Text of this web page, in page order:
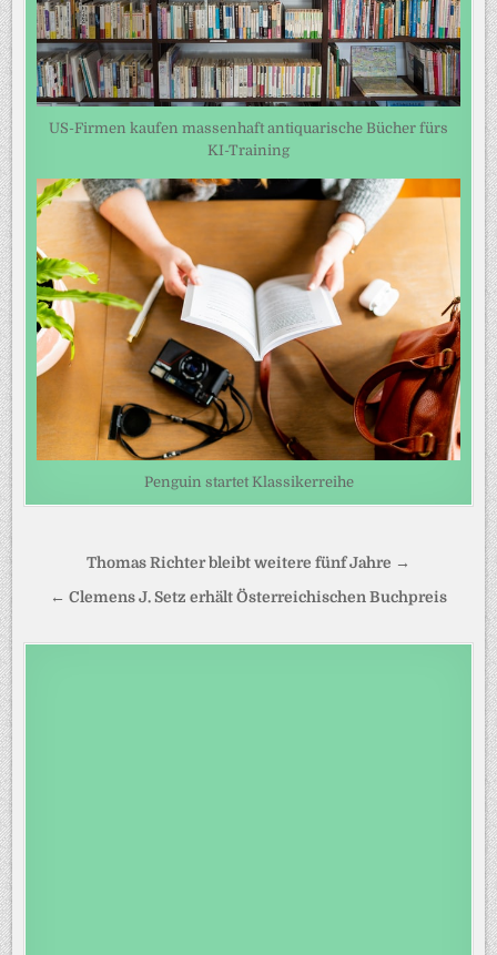
US-Firmen kaufen massenhaft antiquarische Bücher fürs
KI-Training
Penguin startet Klassikerreihe
Beitragsnavigation
Thomas Richter bleibt weitere fünf Jahre →
← Clemens J. Setz erhält Österreichischen Buchpreis